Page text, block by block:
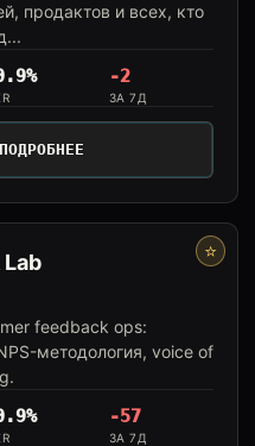
продактов и всех, кто
-2
ЗА 7Д
ПОДРОБНЕЕ
⭐
Lab
feedback ops:
методология, voice of
-57
ЗА 7Д